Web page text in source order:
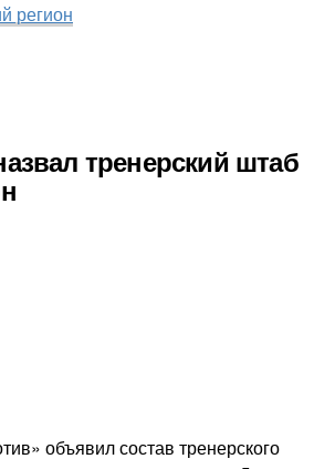
регион
тренерский штаб
объявил состав тренерского